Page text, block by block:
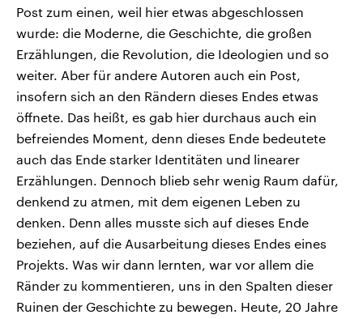
Post zum einen, weil hier etwas abgeschlossen
wurde: die Moderne, die Geschichte, die großen
Erzählungen, die Revolution, die Ideologien und so
weiter. Aber für andere Autoren auch ein Post,
insofern sich an den Rändern dieses Endes etwas
öffnete. Das heißt, es gab hier durchaus auch ein
befreiendes Moment, denn dieses Ende bedeutete
auch das Ende starker Identitäten und linearer
Erzählungen. Dennoch blieb sehr wenig Raum dafür,
denkend zu atmen, mit dem eigenen Leben zu
denken. Denn alles musste sich auf dieses Ende
beziehen, auf die Ausarbeitung dieses Endes eines
Projekts. Was wir dann lernten, war vor allem die
Ränder zu kommentieren, uns in den Spalten dieser
Ruinen der Geschichte zu bewegen. Heute, 20 Jahre